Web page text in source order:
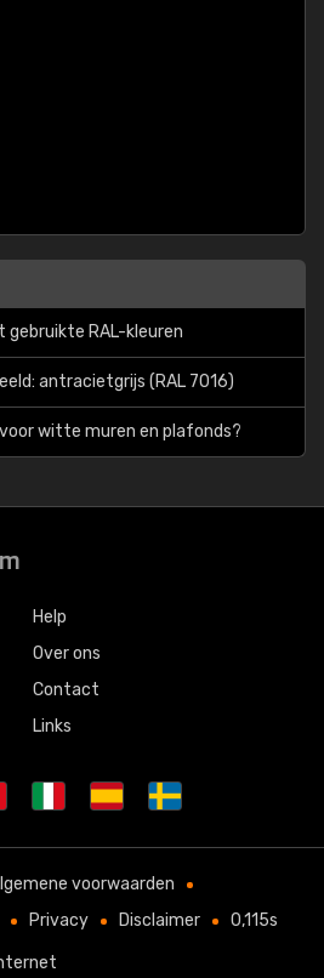
RAL-kleuren
antracietgrijs (RAL 7016)
witte muren en plafonds?
Help
Over ons
Contact
Links
voorwaarden
Privacy Disclaimer 0,115s